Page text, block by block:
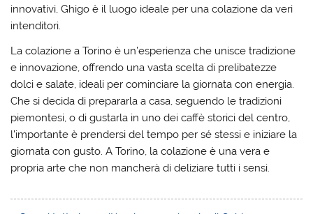
innovativi, Ghigo è il luogo ideale per una colazione da veri
intenditori.
La colazione a Torino è un’esperienza che unisce tradizione
e innovazione, offrendo una vasta scelta di prelibatezze
dolci e salate, ideali per cominciare la giornata con energia.
Che si decida di prepararla a casa, seguendo le tradizioni
piemontesi, o di gustarla in uno dei caffè storici del centro,
l’importante è prendersi del tempo per sé stessi e iniziare la
giornata con gusto. A Torino, la colazione è una vera e
propria arte che non mancherà di deliziare tutti i sensi.